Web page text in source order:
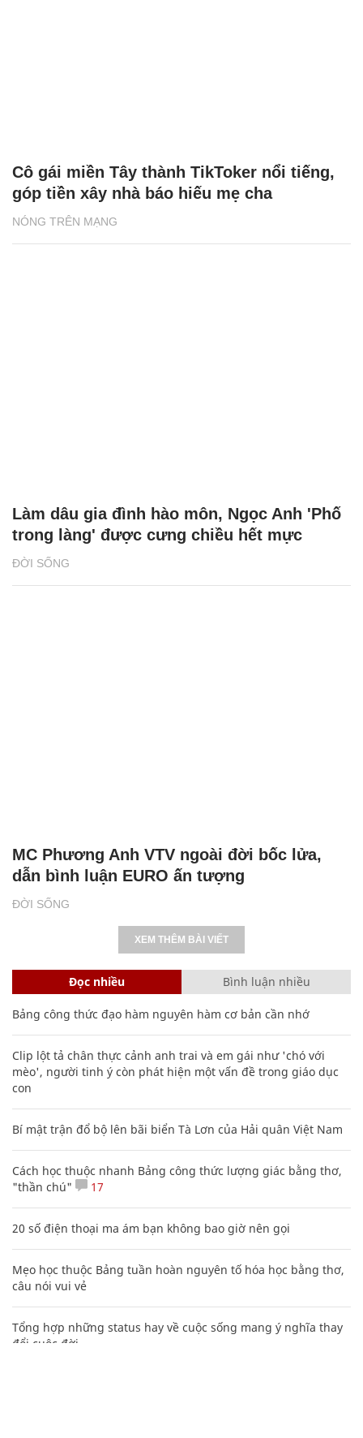
NÓNG TRÊN MẠNG
Cô gái miền Tây thành TikToker nổi tiếng,
góp tiền xây nhà báo hiếu mẹ cha
ĐỜI SỐNG
Làm dâu gia đình hào môn, Ngọc Anh 'Phố
trong làng' được cưng chiều hết mực
ĐỜI SỐNG
MC Phương Anh VTV ngoài đời bốc lửa,
dẫn bình luận EURO ấn tượng
XEM THÊM BÀI VIẾT
Đọc nhiều Bình luận nhiều
Bảng công thức đạo hàm nguyên hàm cơ bản cần nhớ
Clip lột tả chân thực cảnh anh trai và em gái như 'chó với
mèo', người tinh ý còn phát hiện một vấn đề trong giáo dục
con
Bí mật trận đổ bộ lên bãi biển Tà Lơn của Hải quân Việt Nam
Cách học thuộc nhanh Bảng công thức lượng giác bằng thơ,
"thần chú"
17
20 số điện thoại ma ám bạn không bao giờ nên gọi
Mẹo học thuộc Bảng tuần hoàn nguyên tố hóa học bằng thơ,
câu nói vui vẻ
Tổng hợp những status hay về cuộc sống mang ý nghĩa thay
đổi cuộc đời